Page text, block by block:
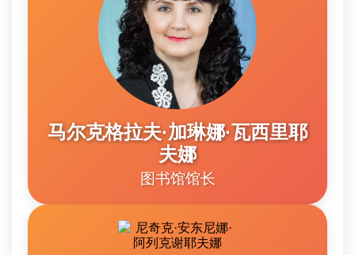
马尔克格拉夫·加琳娜·瓦西里耶
夫娜
图书馆馆长